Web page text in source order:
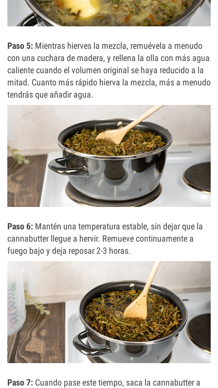
Paso 5: Mientras hierves la mezcla, remuévela a menudo
con una cuchara de madera, y rellena la olla con más agua
caliente cuando el volumen original se haya reducido a la
mitad. Cuanto más rápido hierva la mezcla, más a menudo
tendrás que añadir agua.
Paso 6: Mantén una temperatura estable, sin dejar que la
cannabutter llegue a hervir. Remueve continuamente a
fuego bajo y deja reposar 2-3 horas.
Paso 7: Cuando pase este tiempo, saca la cannabutter a